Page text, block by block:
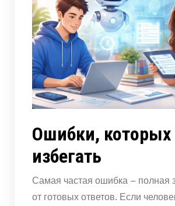
Ошибки, которых
избегать
Самая частая ошибка – полная
от готовых ответов. Если